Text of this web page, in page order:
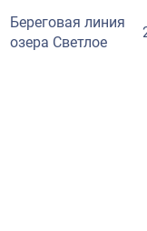
Береговая линия
озера Светлое